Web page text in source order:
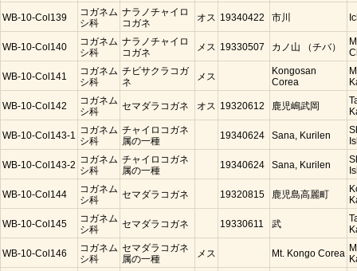
WB-10-Col139
コガネム
シ科
ナラノチャイロ
コガネ
オス 19340422 市川
WB-10-Col140
コガネム
シ科
ナラノチャイロ
コガネ
メス 19330507 カノ山 （チバ）
WB-10-Col141
コガネム
シ科
チビサクラコガ
ネ
メス
Kongosan
Corea
WB-10-Col142
コガネム
シ科
セマダラコガネ オス 19320612 鹿児嶋武岡
WB-10-Col143-1 コガネム
シ科
チャイロコガネ
属の一種
19340624 Sana, Kurilen
WB-10-Col143-2 コガネム
シ科
チャイロコガネ
属の一種
19340624 Sana, Kurilen
WB-10-Col144
コガネム
シ科
セマダラコガネ 19320815 鹿児島高麗町
WB-10-Col145
コガネム
シ科
セマダラコガネ 19330611 武
WB-10-Col146
コガネム
シ科
セマダラコガネ
属の一種
メス Mt. Kongo Corea